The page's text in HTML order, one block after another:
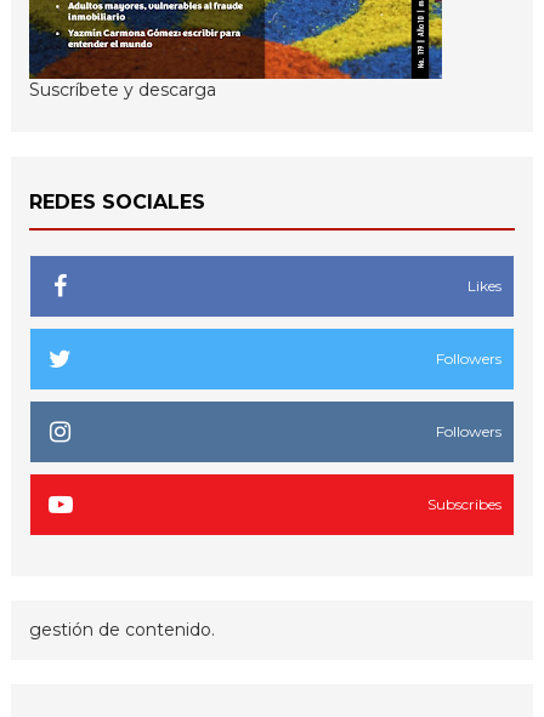
Suscríbete y descarga
REDES SOCIALES
Likes
Followers
Followers
Subscribes
gestión de contenido.